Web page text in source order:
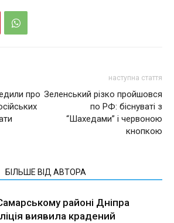
про
наступна стаття
Зеленський різко пройшовся
по РФ: біснуваті з
“Шахедами” і червоною
кнопкою
БІЛЬШЕ ВІД АВТОРА
районі Дніпра
виявила крадений